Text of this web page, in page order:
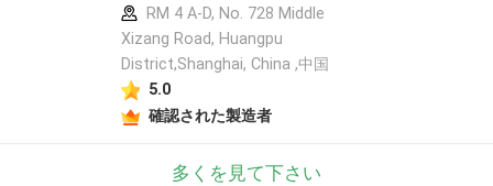
RM 4 A-D, No. 728 Middle
Xizang Road, Huangpu
District,Shanghai, China ,中国
5.0
確認された製造者
多くを見て下さい